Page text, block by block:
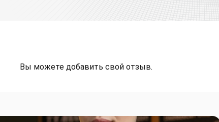
Вы можете добавить свой отзыв.